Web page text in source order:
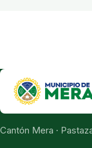
Cantón Mera ·